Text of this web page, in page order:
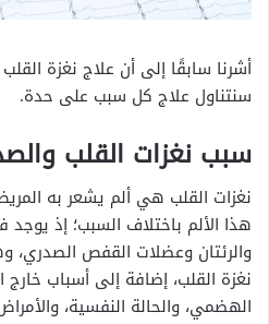
أشرنا سابقًا إلى أن علاج نغزة
سنتناول علاج كل سبب على حدة.
سبب نغزات القلب
نغزات القلب هي ألم يشعر به
هذا الألم باختلاف السبب؛ إذ
والرئتان وعضلات القفص
نغزة القلب، إضافة إلى أسباب
الهضمي، والحالة النفسية،